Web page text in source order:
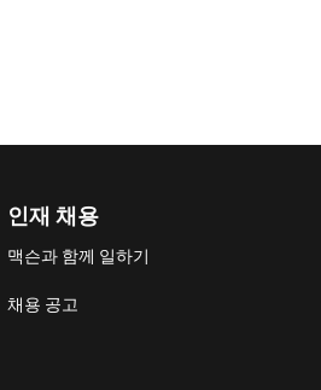
인재 채용
맥슨과 함께 일하기
채용 공고